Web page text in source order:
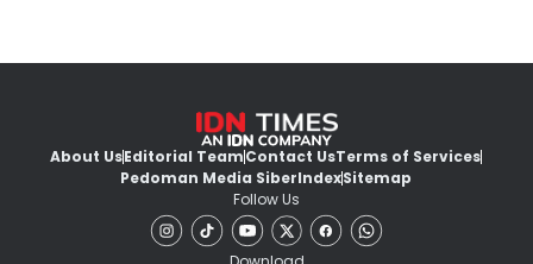
About UsEditorial TeamContact UsTerms of Services
Pedoman Media SiberIndexSitemap
Follow Us